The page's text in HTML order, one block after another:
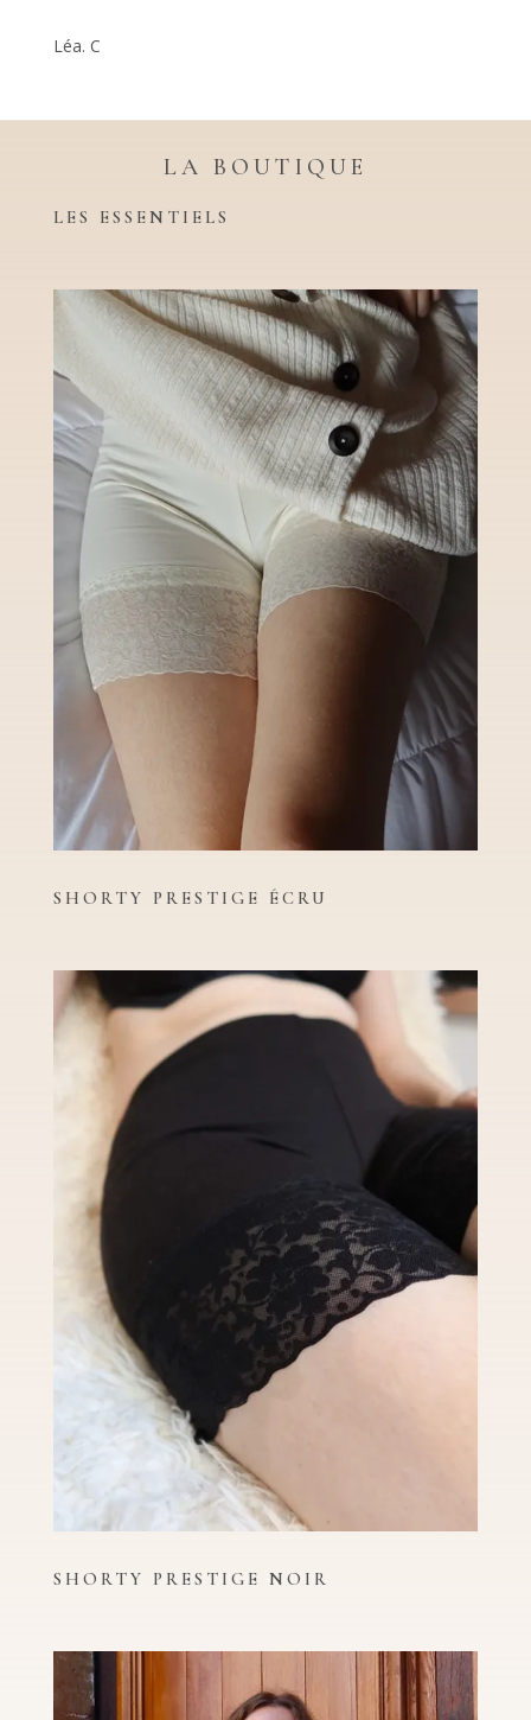
Léa. C
LA BOUTIQUE
LES ESSENTIELS
SHORTY PRESTIGE ÉCRU
SHORTY PRESTIGE NOIR